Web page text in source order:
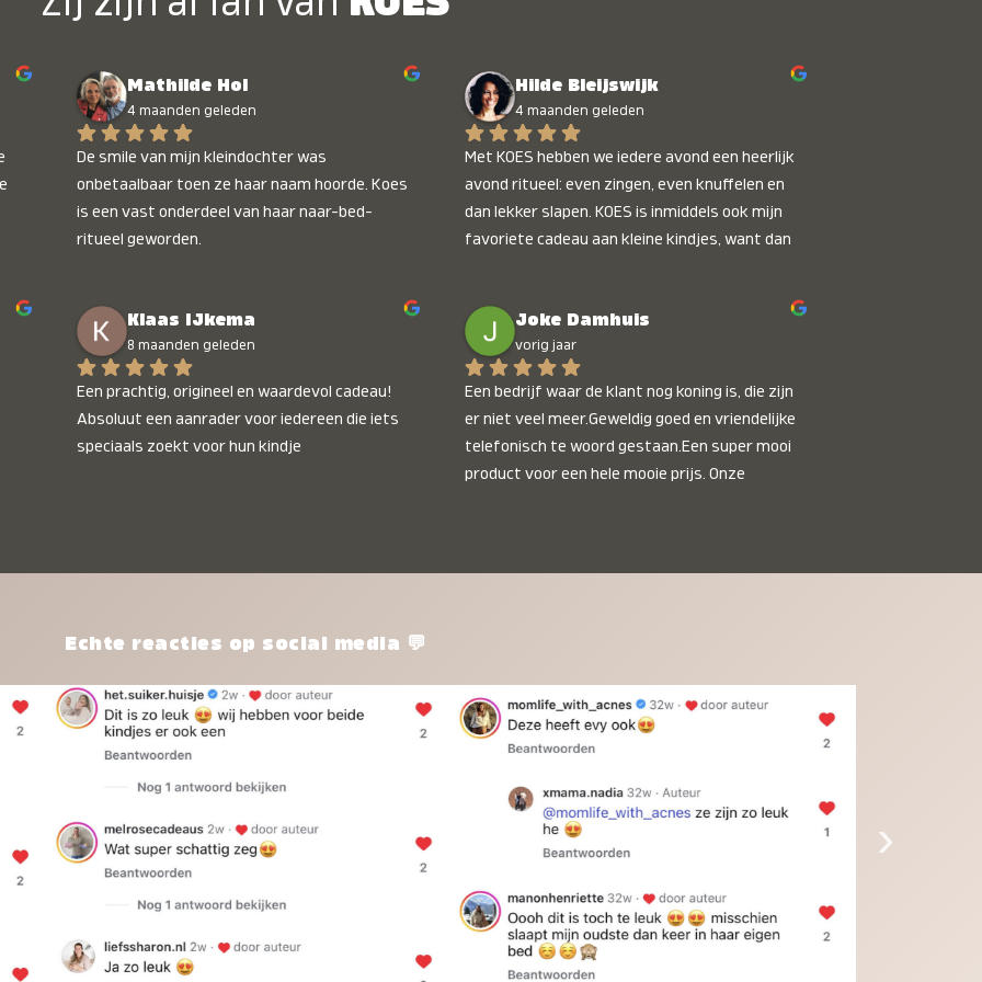
Mathilde Hol
4 maanden geleden
De smile van mijn kleindochter was
onbetaalbaar toen ze haar naam hoorde. Koes
is een vast onderdeel van haar naar-bed-
ritueel geworden.
Hilde Bleijswijk
4 maanden geleden
Met KOES hebben we iedere avond een heerlijk
avond ritueel: even zingen, even knuffelen en
dan lekker slapen. KOES is inmiddels ook mijn
favoriete cadeau aan kleine kindjes, want dan
onbetaalbaar :)
Klaas IJkema
8 maanden geleden
Een prachtig, origineel en waardevol cadeau!
Absoluut een aanrader voor iedereen die iets
speciaals zoekt voor hun kindje
Joke Damhuis
vorig jaar
Een bedrijf waar de klant nog koning is, die zijn
er niet veel meer.Geweldig goed en vriendelijke
telefonisch te woord gestaan.Een super mooi
product voor een hele mooie prijs. Onze
Echte reacties op social media 💬
›